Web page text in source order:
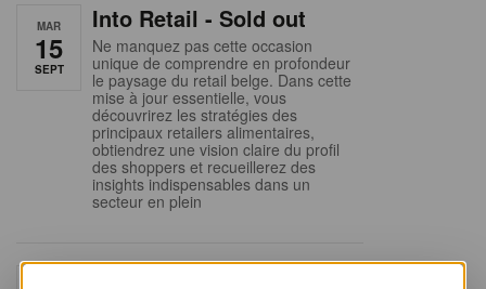
MAR
15
SEPT
Into Retail - Sold out
Ne manquez pas cette occasion
unique de comprendre en profondeur
le paysage du retail belge. Dans cette
mise à jour essentielle, vous
découvrirez les stratégies des
principaux retailers alimentaires,
obtiendrez une vision claire du profil
des shoppers et recueillerez des
insights indispensables dans un
secteur en plein